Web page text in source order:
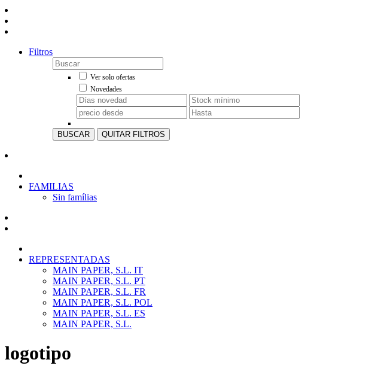
Filtros
Ver solo ofertas
Novedades
BUSCAR QUITAR FILTROS
FAMILIAS
Sin famílias
REPRESENTADAS
MAIN PAPER, S.L. IT
MAIN PAPER, S.L. PT
MAIN PAPER, S.L. FR
MAIN PAPER, S.L. POL
MAIN PAPER, S.L. ES
MAIN PAPER, S.L.
logotipo